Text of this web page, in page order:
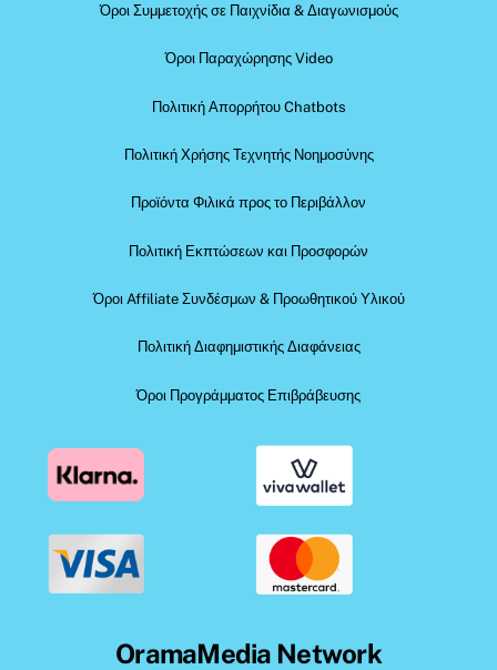
Όροι Συμμετοχής σε Παιχνίδια & Διαγωνισμούς
Όροι Παραχώρησης Video
Πολιτική Απορρήτου Chatbots
Πολιτική Χρήσης Τεχνητής Νοημοσύνης
Προϊόντα Φιλικά προς το Περιβάλλον
Πολιτική Εκπτώσεων και Προσφορών
Όροι Affiliate Συνδέσμων & Προωθητικού Υλικού
Πολιτική Διαφημιστικής Διαφάνειας
Όροι Προγράμματος Επιβράβευσης
OramaMedia Network